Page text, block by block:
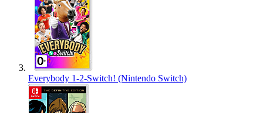
Everybody 1-2-Switch! (Nintendo Switch)